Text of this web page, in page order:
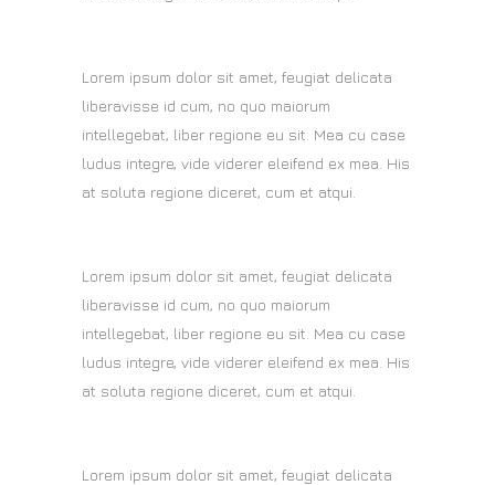
Lorem ipsum dolor sit amet, feugiat delicata
liberavisse id cum, no quo maiorum
intellegebat, liber regione eu sit. Mea cu case
ludus integre, vide viderer eleifend ex mea. His
at soluta regione diceret, cum et atqui.
Lorem ipsum dolor sit amet, feugiat delicata
liberavisse id cum, no quo maiorum
intellegebat, liber regione eu sit. Mea cu case
ludus integre, vide viderer eleifend ex mea. His
at soluta regione diceret, cum et atqui.
Lorem ipsum dolor sit amet, feugiat delicata